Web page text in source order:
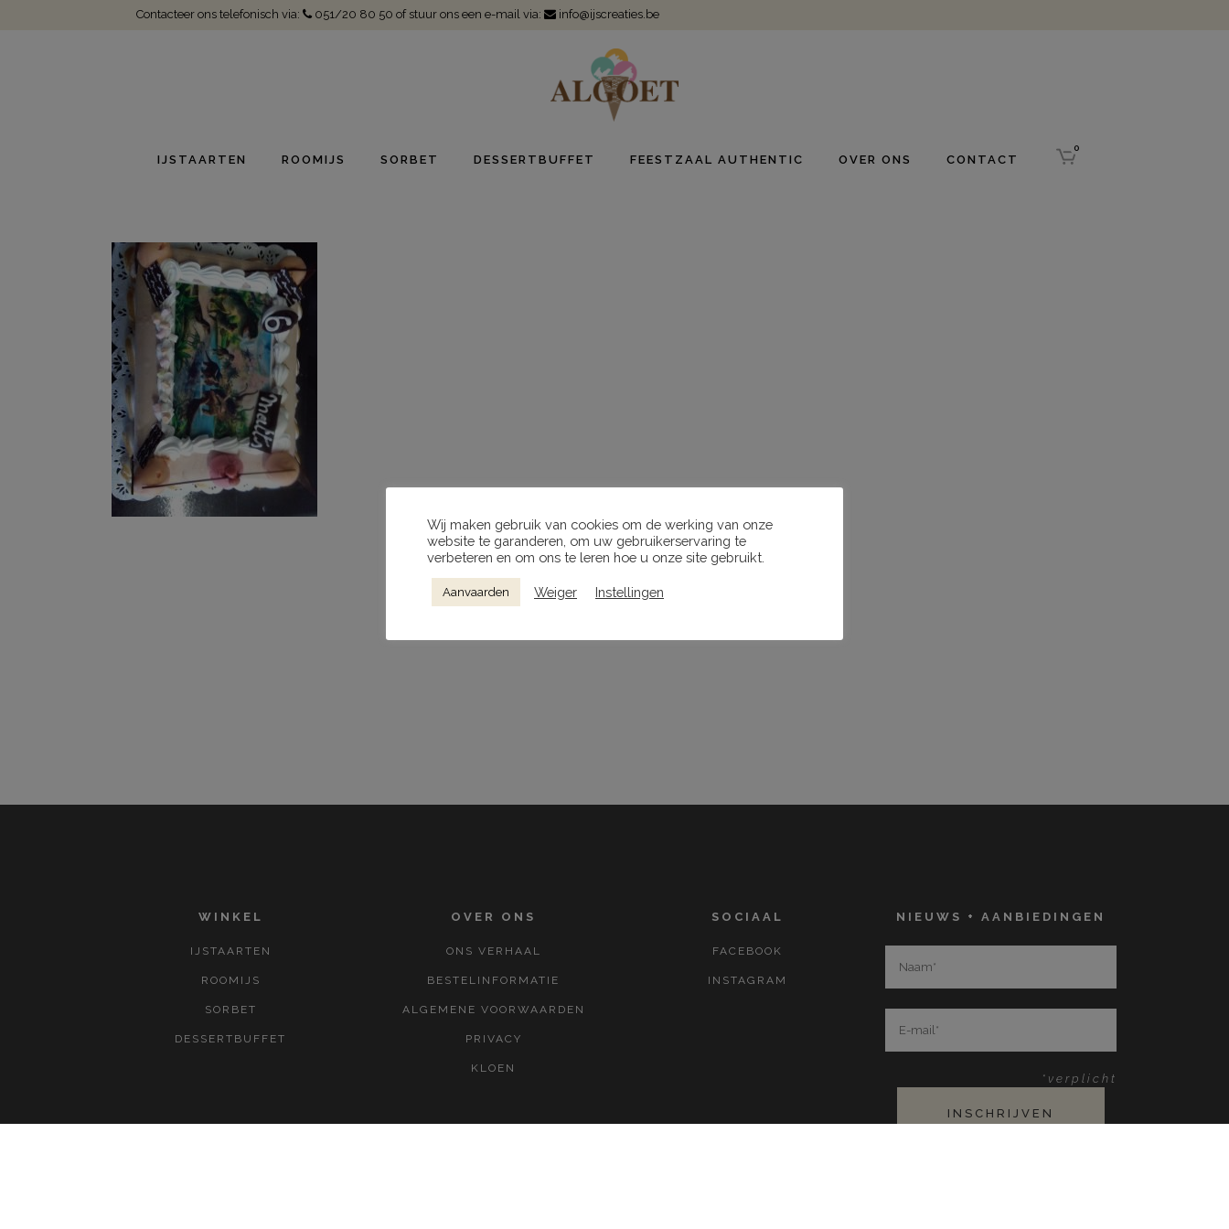
Contacteer ons telefonisch via: 051/20 80 50of stuur ons een e-mail via: info@ijscreaties.be
IJSTAARTEN ROOMIJS SORBET DESSERTBUFFET FEESTZAAL AUTHENTIC OVER ONS CONTACT
0
WINKEL
IJSTAARTEN
ROOMIJS
SORBET
DESSERTBUFFET
OVER ONS
ONS VERHAAL
BESTELINFORMATIE
ALGEMENE VOORWAARDEN
PRIVACY
KLOEN
SOCIAAL
FACEBOOK
INSTAGRAM
NIEUWS + AANBIEDINGEN
*verplicht
Wij maken gebruik van cookies om de werking van onze
website te garanderen, om uw gebruikerservaring te
verbeteren en om ons te leren hoe u onze site gebruikt.
Aanvaarden Weiger Instellingen